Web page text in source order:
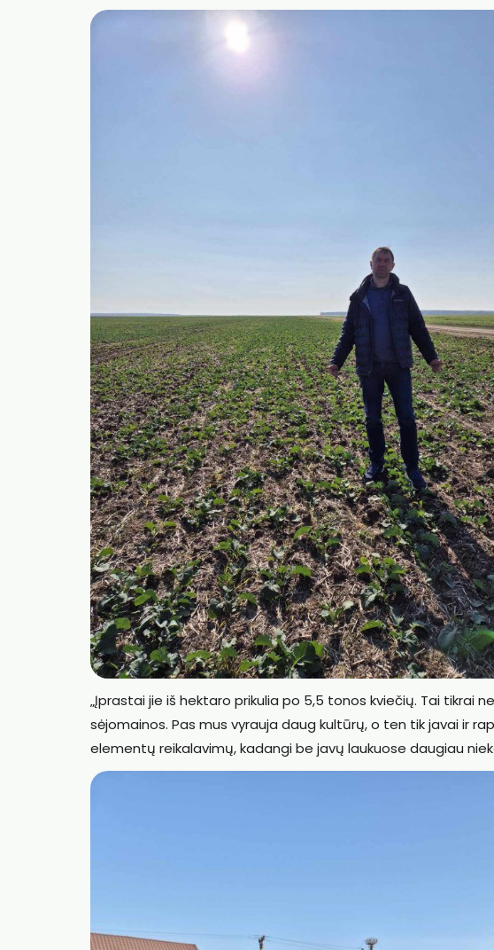
„Įprastai jie iš hektaro prikulia po 5,5 tonos kviečių. Tai tikrai
sėjomainos. Pas mus vyrauja daug kultūrų, o ten tik javai ir
elementų reikalavimų, kadangi be javų laukuose daugiau